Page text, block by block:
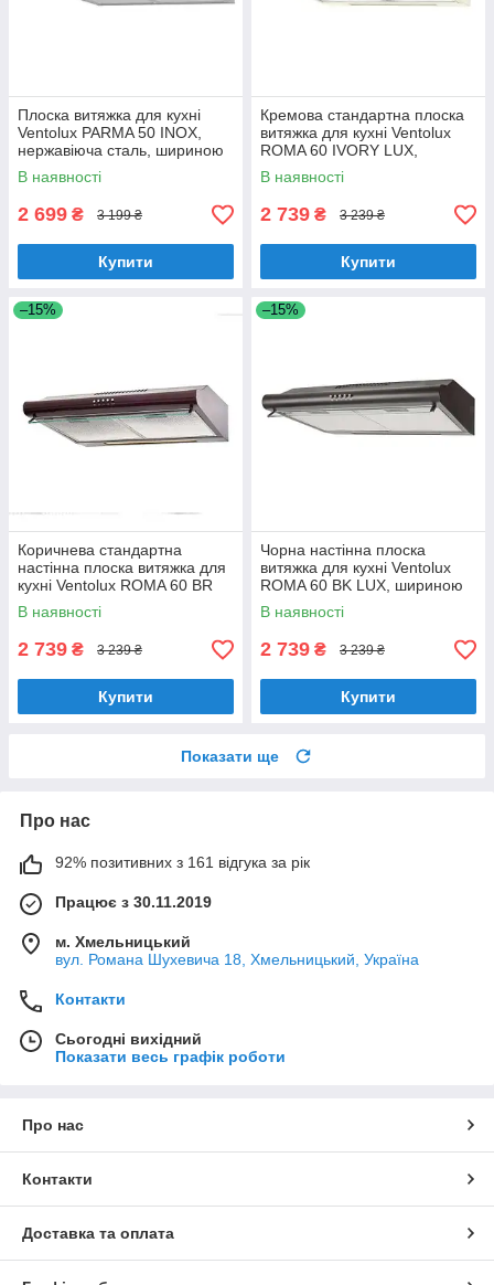
Плоска витяжка для кухні
Ventolux PARMA 50 INOX,
нержавіюча сталь, шириною
50 см, під навісну шафу
В наявності
2 699 ₴ 3 199 ₴
Купити
Кремова стандартна плоска
витяжка для кухні Ventolux
ROMA 60 IVORY LUX,
шириною 60 см, під навісну
шафу
В наявності
2 739 ₴ 3 239 ₴
Купити
–15%
Коричнева стандартна
настінна плоска витяжка для
кухні Ventolux ROMA 60 BR
LUX, шириною 60 см
В наявності
2 739 ₴ 3 239 ₴
Купити
–15%
Чорна настінна плоска
витяжка для кухні Ventolux
ROMA 60 BK LUX, шириною
60 см зі скляним козирком
В наявності
2 739 ₴ 3 239 ₴
Купити
Показати ще
Про нас
92% позитивних з 161 відгука за рік
Працює з 30.11.2019
м. Хмельницький
вул. Романа Шухевича 18, Хмельницький, Україна
Контакти
Сьогодні вихідний
Показати весь графік роботи
Про нас
Контакти
Доставка та оплата